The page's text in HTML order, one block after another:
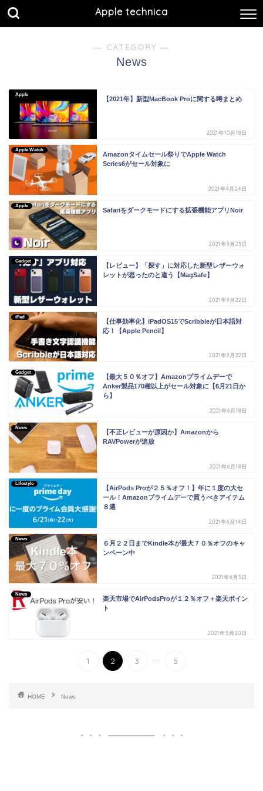
Apple technica
― CATEGORY ―
News
Apple
【2021年】新型MacBook Proに関する噂まとめ
2021年10月18日
Apple Watch
Amazonタイムセール祭りでApple Watch
Series6がセール対象に
2021年9月24日
Apple
Safariをダークモードにする拡張機能アプリNoir
2021年9月23日
Gadget
【レビュー】「探す」に対応した新型レザーウォ
レットが思ったのと違う【MagSafe】
2021年9月22日
iPad
【仕事効率化】iPadOS15でScribbleが日本語対
応！【Apple Pencil】
2021年9月22日
Gadget
【最大５０％オフ】Amazonプライムデーで
Anker製品170種以上がセール対象に【6月21日か
ら】
2021年6月18日
News
【不正レビューが原因か】Amazonから
RAVPowerが追放
2021年6月18日
Lifestyle
【AirPods Proが２５％オフ！】年に１度の大セ
ール！Amazonプライムデーで買うべきアイテム
８選
2021年6月14日
News
６月２２日までKindle本が最大７０％オフのキャ
ンペーン中
2021年6月3日
News
楽天市場でAirPodsProが１２％オフ＋楽天ポイン
ト
2021年5月20日
1 2 3 ... 5
HOME News